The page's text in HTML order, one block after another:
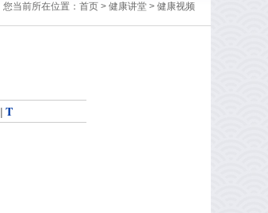
您当前所在位置： 首页 > 健康讲堂 > 健康视频
| T